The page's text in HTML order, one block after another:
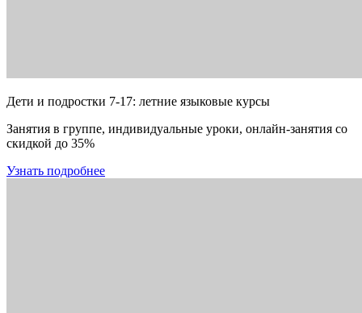
Дети и подростки 7-17: летние языковые курсы
Занятия в группе, индивидуальные уроки, онлайн-занятия со
скидкой до 35%
Узнать подробнее